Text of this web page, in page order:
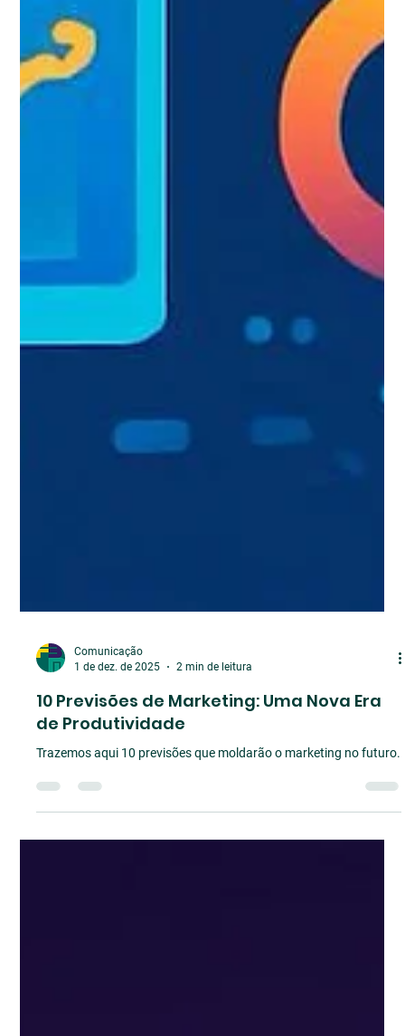
1 de dez. de 2025
2 min de leitura
10 Previsões de Marketing: Uma Nova Era
de Produtividade
Trazemos aqui 10 previsões que moldarão o marketing no futuro.